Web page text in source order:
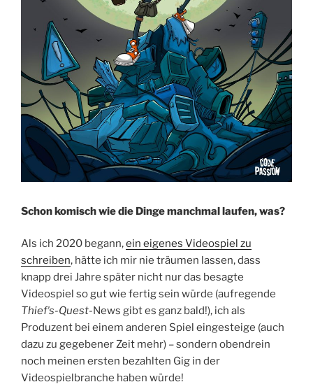
Schon komisch wie die Dinge manchmal laufen, was?
Als ich 2020 begann,ein eigenes Videospiel zu
schreiben, hätte ich mir nie träumen lassen, dass
knapp drei Jahre später nicht nur das besagte
Videospiel so gut wie fertig sein würde (aufregende
Thiefʼs-Quest-News gibt es ganz bald!), ich als
Produzent bei einem anderen Spiel eingesteige (auch
dazu zu gegebener Zeit mehr) – sondern obendrein
noch meinen ersten bezahlten Gig in der
Videospielbranche haben würde!